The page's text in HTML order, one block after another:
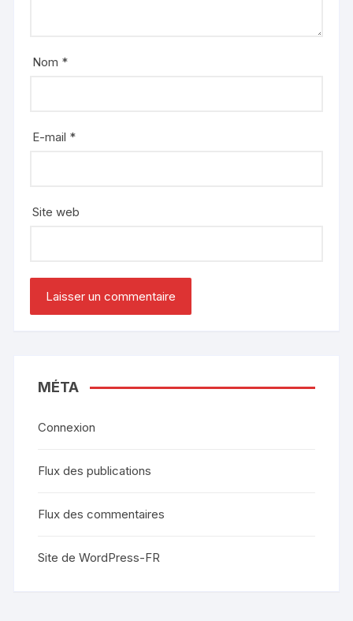
Nom *
E-mail *
Site web
MÉTA
Connexion
Flux des publications
Flux des commentaires
Site de WordPress-FR